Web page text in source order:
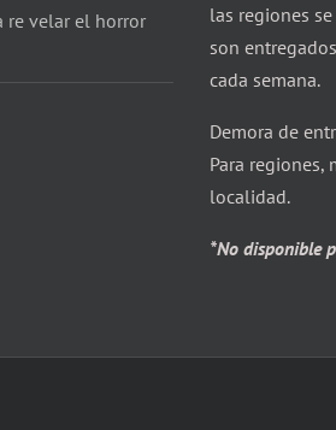
re velar el horror
las regiones
son
cada semana.
Demora de
Para regiones,
localidad.
*No disponible